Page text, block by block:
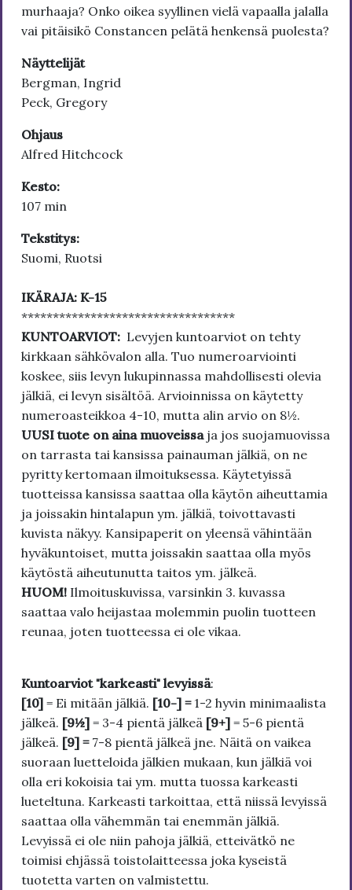
murhaaja? Onko oikea syyllinen vielä vapaalla jalalla
vai pitäisikö Constancen pelätä henkensä puolesta?
Näyttelijät
Bergman, Ingrid
Peck, Gregory
Ohjaus
Alfred Hitchcock
Kesto:
107 min
Tekstitys:
Suomi, Ruotsi
IKÄRAJA: K-15
**********************************
KUNTOARVIOT: Levyjen kuntoarviot on tehty
kirkkaan sähkövalon alla. Tuo numeroarviointi
koskee, siis levyn lukupinnassa mahdollisesti olevia
jälkiä, ei levyn sisältöä. Arvioinnissa on käytetty
numeroasteikkoa 4-10, mutta alin arvio on 8½.
UUSI tuote on aina muoveissa ja jos suojamuovissa
on tarrasta tai kansissa painauman jälkiä, on ne
pyritty kertomaan ilmoituksessa. Käytetyissä
tuotteissa kansissa saattaa olla käytön aiheuttamia
ja joissakin hintalapun ym. jälkiä, toivottavasti
kuvista näkyy. Kansipaperit on yleensä vähintään
hyväkuntoiset, mutta joissakin saattaa olla myös
käytöstä aiheutunutta taitos ym. jälkeä.
HUOM! Ilmoituskuvissa, varsinkin 3. kuvassa
saattaa valo heijastaa molemmin puolin tuotteen
reunaa, joten tuotteessa ei ole vikaa.
Kuntoarviot "karkeasti" levyissä:
[10] = Ei mitään jälkiä. [10-] = 1-2 hyvin minimaalista
jälkeä. [9½] = 3-4 pientä jälkeä [9+] = 5-6 pientä
jälkeä. [9] = 7-8 pientä jälkeä jne. Näitä on vaikea
suoraan luetteloida jälkien mukaan, kun jälkiä voi
olla eri kokoisia tai ym. mutta tuossa karkeasti
lueteltuna. Karkeasti tarkoittaa, että niissä levyissä
saattaa olla vähemmän tai enemmän jälkiä.
Levyissä ei ole niin pahoja jälkiä, etteivätkö ne
toimisi ehjässä toistolaitteessa joka kyseistä
tuotetta varten on valmistettu.